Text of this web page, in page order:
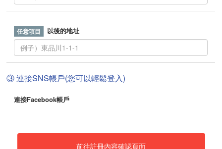
以後的地址
③ 連接SNS帳戶(您可以輕鬆登入)
連接Facebook帳戶